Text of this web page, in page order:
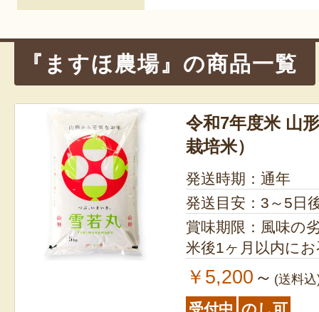
『ますほ農場』の商品一覧
令和7年度米 山
栽培米）
発送時期：通年
発送目安：3～5日
賞味期限：風味の
米後1ヶ月以内に
￥5,200 ～ (送料